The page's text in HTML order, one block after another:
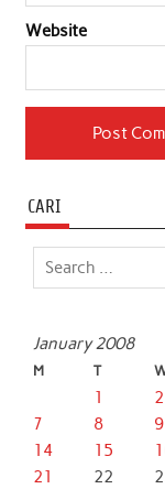
Website
CARI
January 2008
M T
1 2
7
8 9
14
15
21
22